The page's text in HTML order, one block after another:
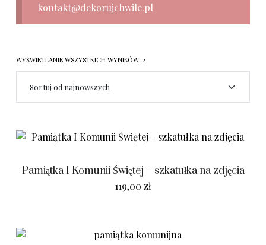
kontakt@dekorujchwile.pl
WYŚWIETLANIE WSZYSTKICH WYNIKÓW: 2
Pamiątka I Komunii Świętej – szkatułka na zdjęcia
119,00 zł